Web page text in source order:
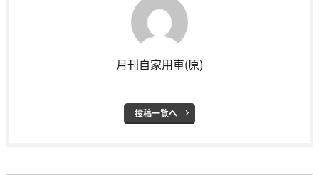
月刊自家用車(原)
投稿一覧へ